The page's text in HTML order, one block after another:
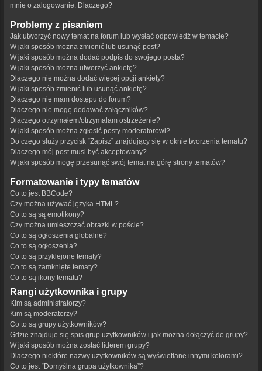
mnie o zalogowanie. Dlaczego?
Problemy z pisaniem
Jak utworzyć nowy temat na forum lub wysłać odpowiedź w temacie?
W jaki sposób można zmienić lub usunąć post?
W jaki sposób można dodać podpis do swojego posta?
W jaki sposób można utworzyć ankietę?
Dlaczego nie można dodać więcej opcji ankiety?
W jaki sposób zmienić lub usunąć ankietę?
Dlaczego nie mam dostępu do forum?
Dlaczego nie mogę dodawać załączników?
Dlaczego otrzymałem/otrzymałam ostrzeżenie?
W jaki sposób można zgłosić posty moderatorowi?
Do czego służy przycisk “Zapisz” znajdujący się w oknie tworzenia tematu?
Dlaczego mój post musi być akceptowany?
W jaki sposób mogę przesunąć swój temat na górę strony tematów?
Formatowanie i typy tematów
Co to jest BBCode?
Czy można używać języka HTML?
Co to są są emotikony?
Czy można umieszczać obrazki w poście?
Co to są ogłoszenia globalne?
Co to są ogłoszenia?
Co to są przyklejone tematy?
Co to są zamknięte tematy?
Co to są ikony tematu?
Rangi użytkownika i grupy
Kim są administratorzy?
Kim są moderatorzy?
Co to są grupy użytkowników?
Gdzie znajduje się spis grup użytkowników i jak można dołączyć do grupy?
W jaki sposób można zostać liderem grupy?
Dlaczego niektóre nazwy użytkowników są wyświetlane innymi kolorami?
Co to jest “Domyślna grupa użytkownika”?